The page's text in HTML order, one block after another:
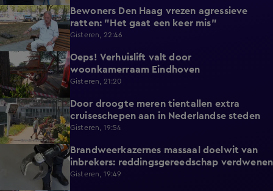
1:54
Bewoners Den Haag vrezen agressieve
ratten: "Het gaat een keer mis"
Gisteren, 22:46
0:58
Oeps! Verhuislift valt door
woonkamerraam Eindhoven
Gisteren, 21:20
2:11
Door droogte meren tientallen extra
cruiseschepen aan in Nederlandse steden
Gisteren, 19:54
Brandweerkazernes massaal doelwit van
inbrekers: reddingsgereedschap verdwenen
Gisteren, 19:49